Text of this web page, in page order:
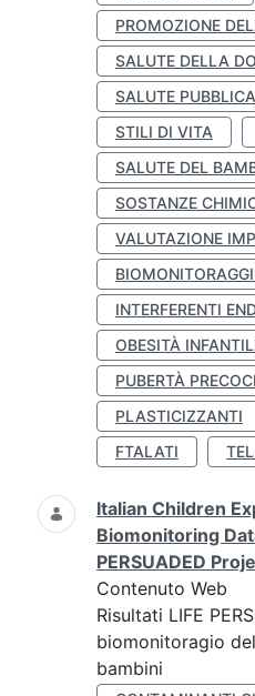
PROMOZIONE
SALUTE DELLA
SALUTE PUBBLICA
STILI DI VITA
SALUTE DEL
SOSTANZE
VALUTAZIONE
INTERFERENTI
OBESITÀ
PUBERTÀ
PLASTICIZZANTI
FTALATI
Italian Children
Biomonitoring
PERSUADED
Contenuto Web
Risultati LIFE
biomonitoragio
bambini